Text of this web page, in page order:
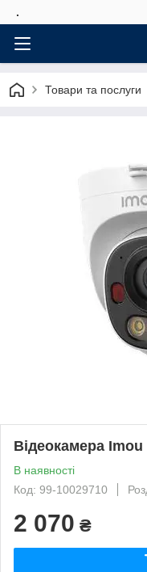
.
Товари та послуги
Відеокамера Imou
В наявності
Код: 99-10029710
2 070 ₴